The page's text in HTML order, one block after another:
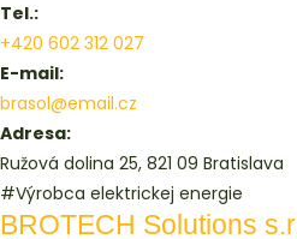
Tel.:
+420 602 312 027
E-mail:
brasol@email.cz
Adresa:
Ružová dolina 25, 821 09 Bratislava
#Výrobca elektrickej energie
BROTECH Solutions